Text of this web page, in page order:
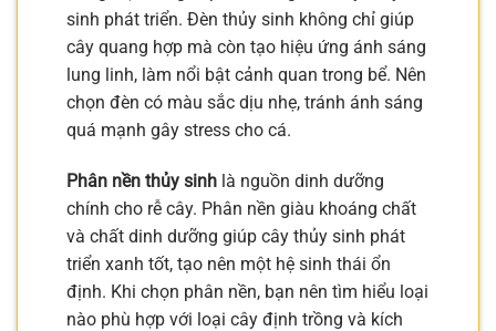
sinh phát triển. Đèn thủy sinh không chỉ giúp
cây quang hợp mà còn tạo hiệu ứng ánh sáng
lung linh, làm nổi bật cảnh quan trong bể. Nên
chọn đèn có màu sắc dịu nhẹ, tránh ánh sáng
quá mạnh gây stress cho cá.
Phân nền thủy sinh là nguồn dinh dưỡng
chính cho rễ cây. Phân nền giàu khoáng chất
và chất dinh dưỡng giúp cây thủy sinh phát
triển xanh tốt, tạo nên một hệ sinh thái ổn
định. Khi chọn phân nền, bạn nên tìm hiểu loại
nào phù hợp với loại cây định trồng và kích